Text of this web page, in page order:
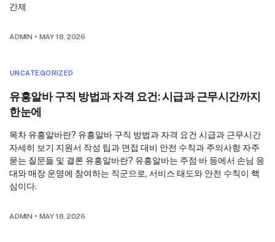
간제
ADMIN • MAY 18, 2026
UNCATEGORIZED
유흥알바 구직 방법과 자격 요건: 시급과 근무시간까지
한눈에
목차 유흥알바란? 유흥알바 구직 방법과 자격 요건 시급과 근무시간
자세히 보기 지원서 작성 팁과 면접 대비 안전 수칙과 주의사항 자주
묻는 질문들 및 결론 유흥알바란? 유흥알바는 주점·바 등에서 손님 응
대와 매장 운영에 참여하는 직군으로, 서비스 태도와 안전 수칙이 핵
심이다.
ADMIN • MAY 18, 2026